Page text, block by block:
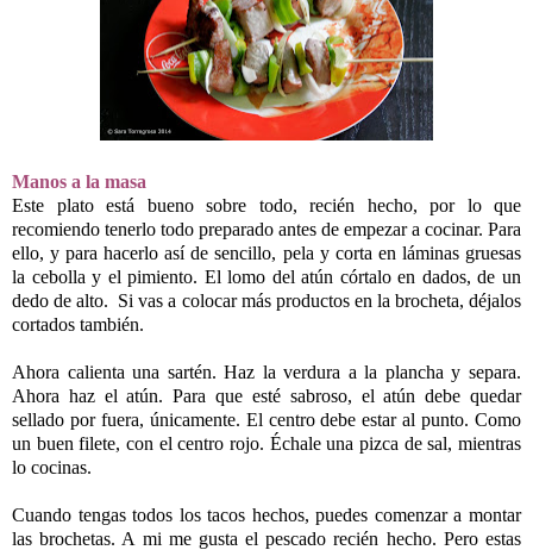
Manos a la masa
Este plato está bueno sobre todo, recién hecho, por lo que
recomiendo tenerlo todo preparado antes de empezar a cocinar. Para
ello, y para hacerlo así de sencillo, pela y corta en láminas gruesas
la cebolla y el pimiento. El lomo del atún córtalo en dados, de un
dedo de alto. Si vas a colocar más productos en la brocheta, déjalos
cortados también.
Ahora calienta una sartén. Haz la verdura a la plancha y separa.
Ahora haz el atún. Para que esté sabroso, el atún debe quedar
sellado por fuera, únicamente. El centro debe estar al punto. Como
un buen filete, con el centro rojo. Échale una pizca de sal, mientras
lo cocinas.
Cuando tengas todos los tacos hechos, puedes comenzar a montar
las brochetas. A mi me gusta el pescado recién hecho. Pero estas